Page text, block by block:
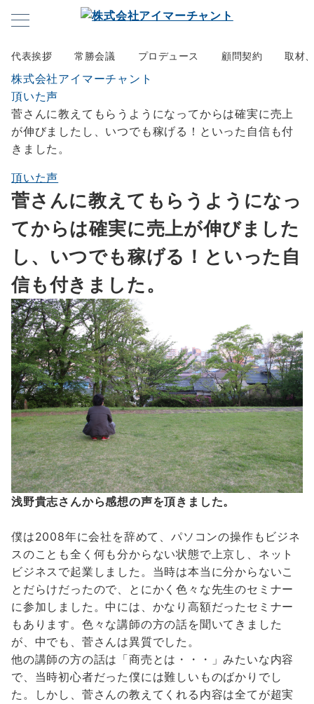
代表挨拶 常勝会議 プロデュース 顧問契約 取材
株式会社アイマーチャント
頂いた声
菅さんに教えてもらうようになってからは確実に売上
が伸びましたし、いつでも稼げる！といった自信も付
きました。
頂いた声
菅さんに教えてもらうようになっ
てからは確実に売上が伸びました
し、いつでも稼げる！といった自
信も付きました。
浅野貴志さんから感想の声を頂きました。
僕は2008年に会社を辞めて、パソコンの操作もビジネ
スのことも全く何も分からない状態で上京し、ネット
ビジネスで起業しました。当時は本当に分からないこ
とだらけだったので、とにかく色々な先生のセミナー
に参加しました。中には、かなり高額だったセミナー
もあります。色々な講師の方の話を聞いてきました
が、中でも、菅さんは異質でした。
他の講師の方の話は「商売とは・・・」みたいな内容
で、当時初心者だった僕には難しいものばかりでし
た。しかし、菅さんの教えてくれる内容は全てが超実